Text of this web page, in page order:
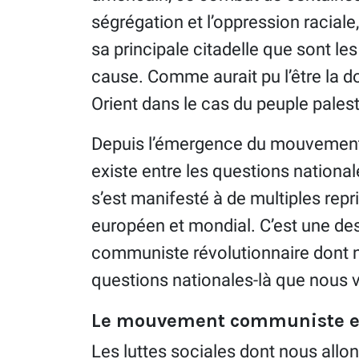
ségrégation et l’oppression
sa principale citadelle que sont
cause. Comme aurait pu l’être la
Orient dans le cas du peuple
Depuis l’émergence du
existe entre les questions
s’est manifesté à de multiples
européen et mondial. C’est une
communiste révolutionnaire dont
questions nationales-là que nous
Le mouvement communiste
Les luttes sociales dont nous